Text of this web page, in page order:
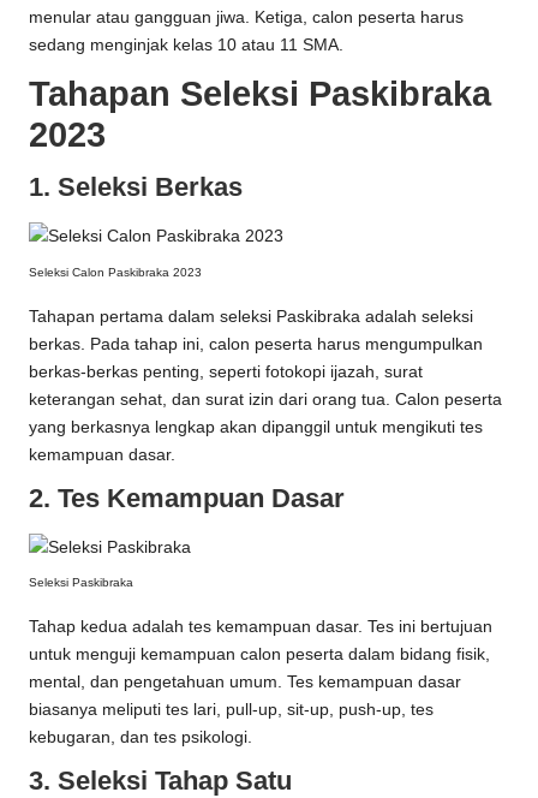
menular atau gangguan jiwa. Ketiga, calon peserta harus
sedang menginjak kelas 10 atau 11 SMA.
Tahapan Seleksi Paskibraka
2023
1. Seleksi Berkas
Seleksi Calon Paskibraka 2023
Tahapan pertama dalam seleksi Paskibraka adalah seleksi
berkas. Pada tahap ini, calon peserta harus mengumpulkan
berkas-berkas penting, seperti fotokopi ijazah, surat
keterangan sehat, dan surat izin dari orang tua. Calon peserta
yang berkasnya lengkap akan dipanggil untuk mengikuti tes
kemampuan dasar.
2. Tes Kemampuan Dasar
Seleksi Paskibraka
Tahap kedua adalah tes kemampuan dasar. Tes ini bertujuan
untuk menguji kemampuan calon peserta dalam bidang fisik,
mental, dan pengetahuan umum. Tes kemampuan dasar
biasanya meliputi tes lari, pull-up, sit-up, push-up, tes
kebugaran, dan tes psikologi.
3. Seleksi Tahap Satu